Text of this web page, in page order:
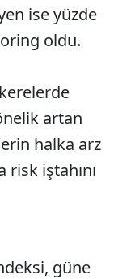
ise yüzde
oldu.
artan
halka arz
iştahını
güne